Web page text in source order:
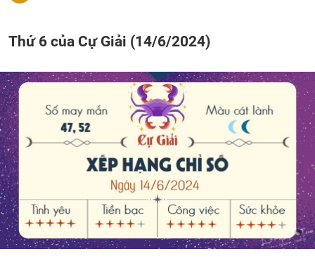
Thứ 6 của Cự Giải (14/6/2024)